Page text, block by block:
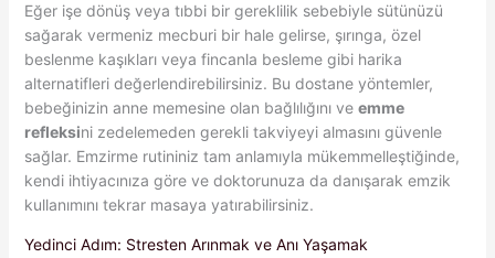
Eğer işe dönüş veya tıbbi bir gereklilik sebebiyle sütünüzü
sağarak vermeniz mecburi bir hale gelirse, şırınga, özel
beslenme kaşıkları veya fincanla besleme gibi harika
alternatifleri değerlendirebilirsiniz. Bu dostane yöntemler,
bebeğinizin anne memesine olan bağlılığını ve emme
refleksini zedelemeden gerekli takviyeyi almasını güvenle
sağlar. Emzirme rutininiz tam anlamıyla mükemmelleştiğinde,
kendi ihtiyacınıza göre ve doktorunuza da danışarak emzik
kullanımını tekrar masaya yatırabilirsiniz.
Yedinci Adım: Stresten Arınmak ve Anı Yaşamak